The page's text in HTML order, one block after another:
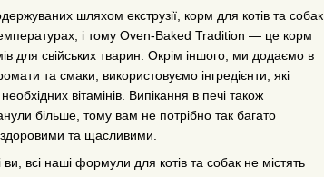
шляхом екструзії, корм для котів та собак
і тому Oven-Baked Tradition — це корм
для свійських тварин. Окрім іншого, ми додаємо в
та смаки, використовуємо інгредієнти, які
вітамінів. Випікання в печі також
більше, тому вам не потрібно так багато
здоровими та щасливими.
всі наші формули для котів та собак не містять